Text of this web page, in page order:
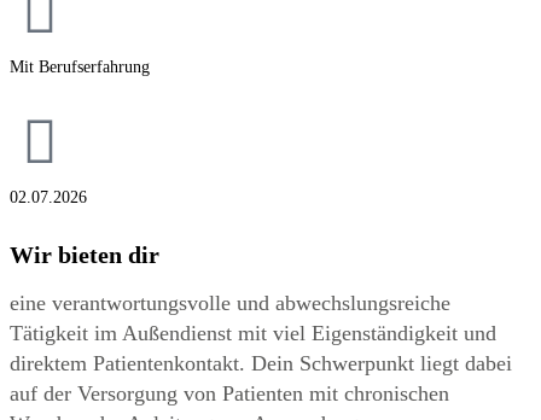
Mit Berufserfahrung
02.07.2026
Wir bieten dir
eine verantwortungsvolle und abwechslungsreiche
Tätigkeit im Außendienst mit viel Eigenständigkeit und
direktem Patientenkontakt. Dein Schwerpunkt liegt dabei
auf der Versorgung von Patienten mit chronischen